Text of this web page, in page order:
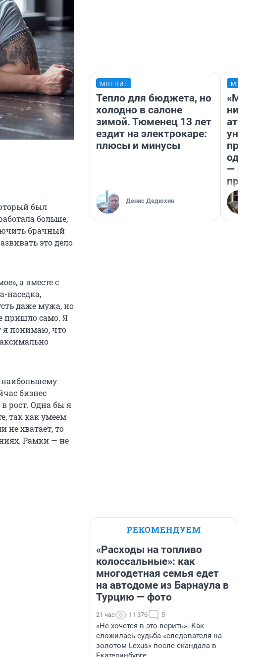
был
больше,
брачный
это дело
а вместе с
наседка,
даже мужа, но
пришло само. Я
я понимаю, что
бизнес
рост. Одна бы я
так как умеем
не хватает, то
Рамки — не
МНЕНИЕ
Тепло для бюджета, но
холодно в салоне
зимой. Тюменец 13 лет
ездит на электрокаре:
плюсы и минусы
Денис Дедюхин
атаки
—
РЕКОМЕНДУЕМ
«Расходы на топливо
колоссальные»: как
многодетная семья едет
на автодоме из Барнаула в
Турцию — фото
21 час 11 376 5
«Не хочется в это верить». Как
сложилась судьба «следователя на
золотом Lexus» после скандала в